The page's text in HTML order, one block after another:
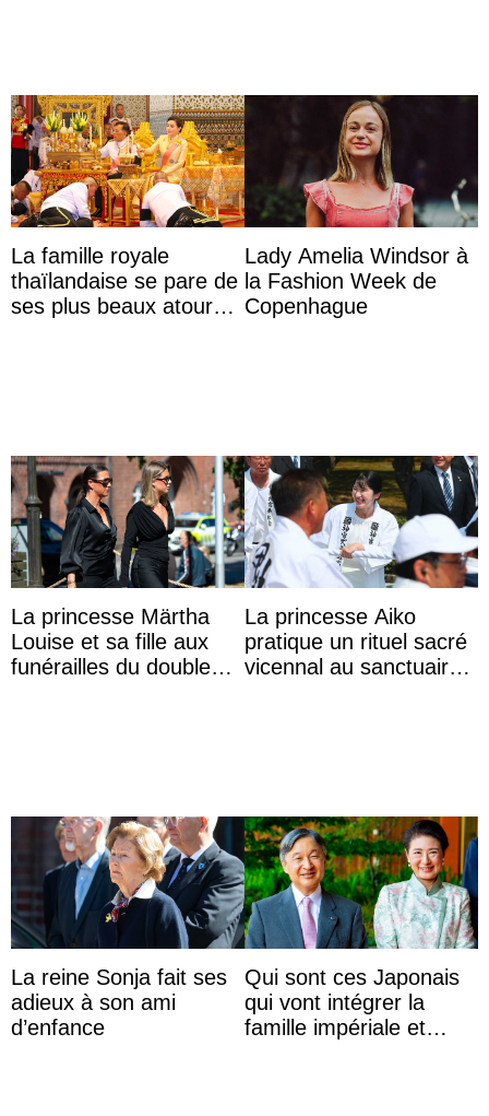
La famille royale
thaïlandaise se pare de
ses plus beaux atours
Lady Amelia Windsor à
la Fashion Week de
Copenhague
La princesse Märtha
Louise et sa fille aux
funérailles du double
La princesse Aiko
pratique un rituel sacré
vicennal au sanctuaire
La reine Sonja fait ses
adieux à son ami
d’enfance
Qui sont ces Japonais
qui vont intégrer la
famille impériale et